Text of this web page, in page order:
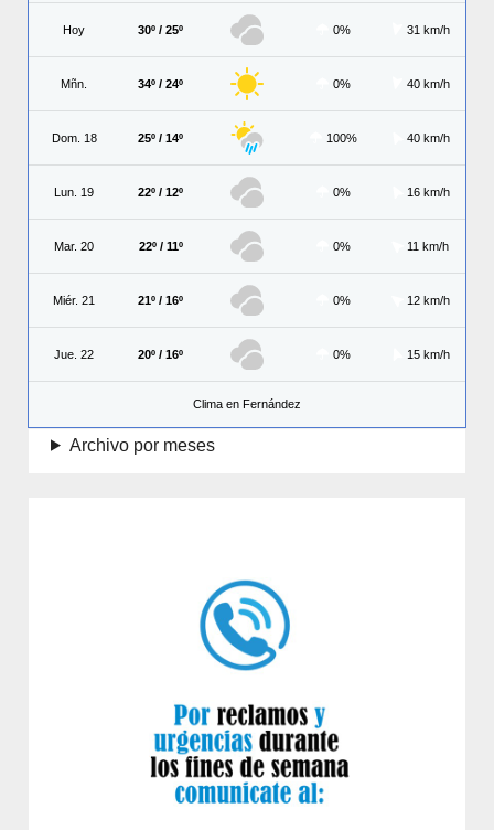
Hoy 30º / 25º 0% 31 km/h
Mñn. 34º / 24º 0% 40 km/h
Dom. 18 25º / 14º 100% 40 km/h
Lun. 19 22º / 12º 0% 16 km/h
Mar. 20 22º / 11º 0% 11 km/h
Miér. 21 21º / 16º 0% 12 km/h
Jue. 22 20º / 16º 0% 15 km/h
Clima en Fernández
Archivo por meses